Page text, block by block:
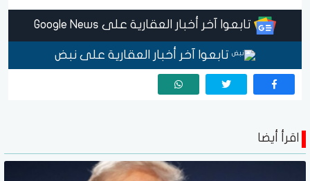
تابعوا آخر أخبار العقارية على Google News
تابعوا آخر أخبار العقارية على نبض
اقرأ أيضا